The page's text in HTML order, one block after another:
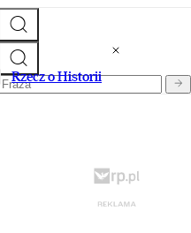
Rzecz o Historii